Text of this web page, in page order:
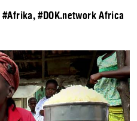
#Afrika,#DOK.network Africa